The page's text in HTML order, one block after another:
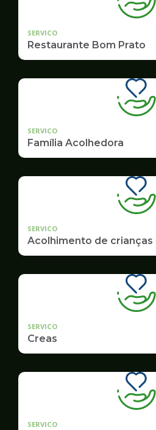
SERVICO
Restaurante Bom Prato
SERVICO
Família Acolhedora
SERVICO
Acolhimento de
SERVICO
Creas
SERVICO